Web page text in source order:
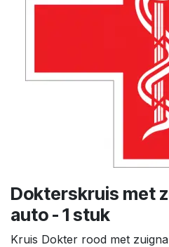
Dokterskruis met
auto - 1 stuk
Kruis Dokter rood met